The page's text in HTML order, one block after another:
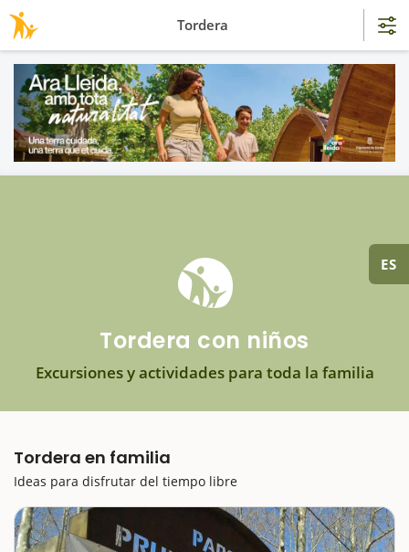
ES
Tordera con niños
Excursiones y actividades para toda la familia
Tordera en familia
Ideas para disfrutar del tiempo libre
Tordera